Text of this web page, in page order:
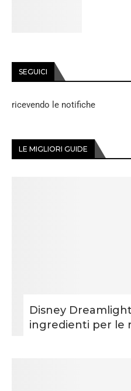
SEGUICI
ricevendo le notifiche
LE MIGLIORI GUIDE
Disney
ingredienti per le